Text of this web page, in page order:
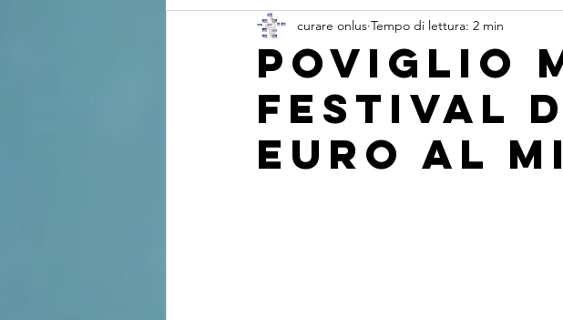
Poviglio
Festival
euro al
curare onlus Tempo di lettura: 2 min